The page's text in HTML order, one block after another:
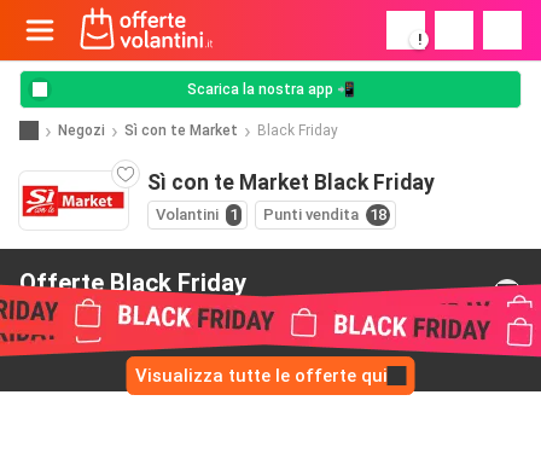
!
Scarica la nostra app 📲
Negozi Sì con te Market Black Friday
Sì con te Market Black Friday
Volantini 1 Punti vendita 18
Offerte Black Friday
da Sì con te Market
Visualizza tutte le offerte qui